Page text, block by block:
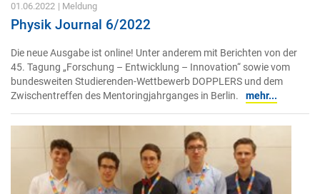
01.06.2022 | Meldung
Physik Journal 6/2022
Die neue Ausgabe ist online! Unter anderem mit Berichten von der
45. Tagung „Forschung – Entwicklung – Innovation“ sowie vom
bundesweiten Studierenden-Wettbewerb DOPPLERS und dem
Zwischentreffen des Mentoringjahrganges in Berlin.
mehr...